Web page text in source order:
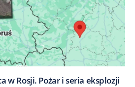
w Rosji. Pożar i seria eksplozji